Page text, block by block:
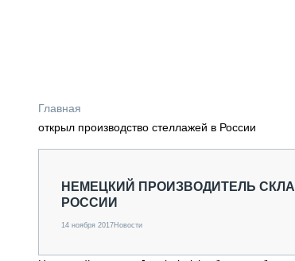
ОБЗОР РЫНКА
ГРУЗОПЕРЕВОЗКИ
ФИНАНСЫ, ЛИЗИНГ, СТРАХОВАНИЕ
ТЕХНИКА КРУПНЫМ ПЛАНОМ
ТЕХНОЛОГИИ
Главная
открыл производство стеллажей в России
НЕМЕЦКИЙ ПРОИЗВОДИТЕЛЬ
РОССИИ
14 ноября 2017Новости